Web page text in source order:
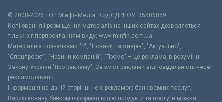
© 2008-2026 ТОВ МiнфiнМедiа. Код ЄДРПОУ: 35506859
Копіювання і розміщення матеріалів на інших сайтах дозволяється
тільки з гіперпосиланням виду: www.minfin.com.ua
Матеріали з позначками "Р", "Новини партнерів", "Актуально",
"Спецпроект", "Новини компаній", "Промо" – це реклама, в розумінні
Закону України "Про рекламу". За зміст реклами відповідальність несе
рекламодавець.
Інформація на даній сторінці не є рекламою банківських послуг.
Верифіковану банком інформацію про продукти та послуги можна